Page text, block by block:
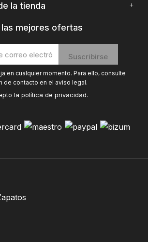
la tienda
mejores ofertas
en cualquier momento. Para ello, consulte
de contacto en el aviso legal.
la política de privacidad.